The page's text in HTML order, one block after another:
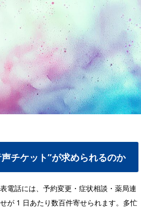
チケット”が求められるのか
電話には、予約変更・症状相談・薬局連
が 1 日あたり数百件寄せられます。多忙